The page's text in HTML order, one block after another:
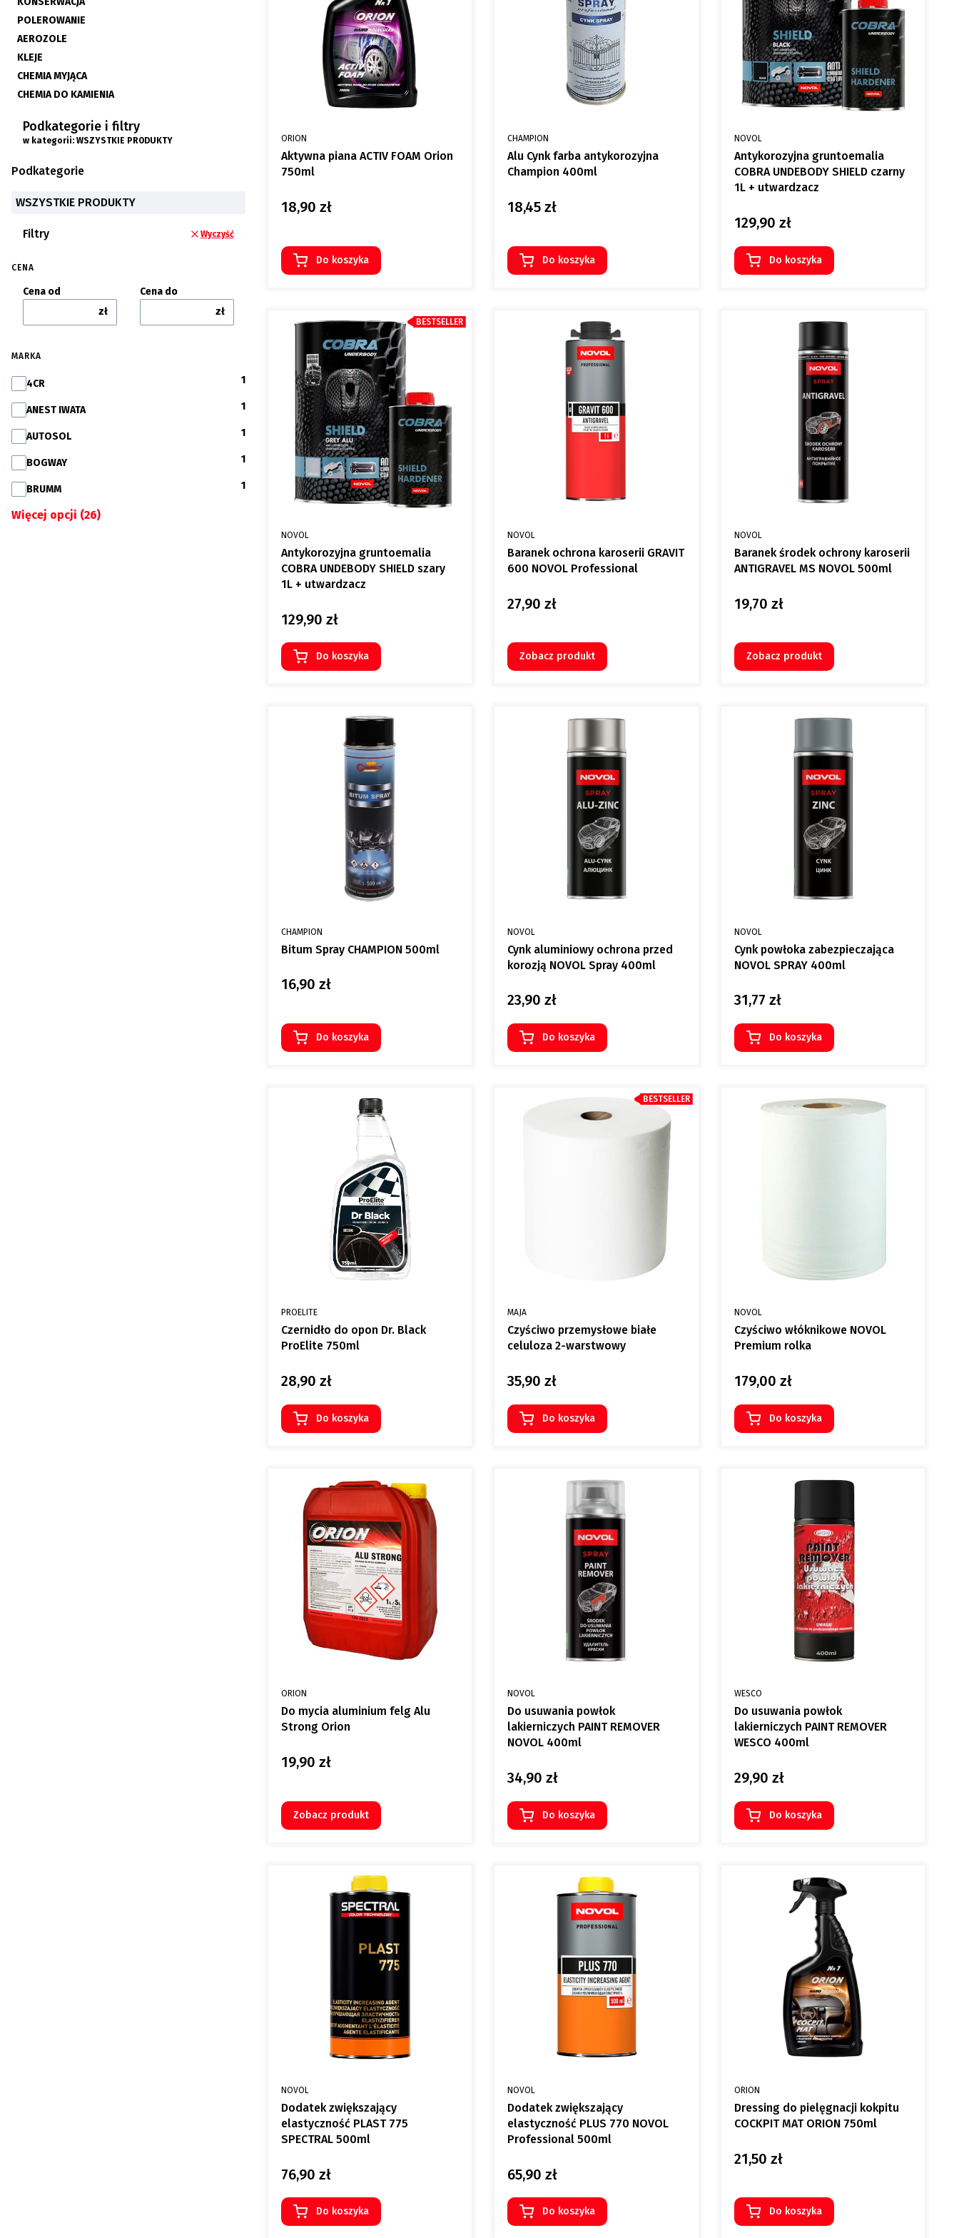
POLEROWANIE
AEROZOLE
KLEJE
CHEMIA MYJĄCA
CHEMIA DO KAMIENIA
Podkategorie i filtry
w kategorii: WSZYSTKIE PRODUKTY
Podkategorie
WSZYSTKIE PRODUKTY
Filtry Wyczyść
CENA
Cena od
zł
Cena do
zł
MARKA
Marka
4CR 1
ANEST IWATA 1
AUTOSOL 1
BOGWAY 1
BRUMM 1
Więcej opcji (26)
Aktywna piana ACTIV FOAM Orion
750ml
PRODUCENT
ORION
Cena
18,90 zł
Do koszyka
Alu Cynk farba antykorozyjna
Champion 400ml
PRODUCENT
CHAMPION
Cena
18,45 zł
Do koszyka
Antykorozyjna gruntoemalia
COBRA UNDEBODY SHIELD czarny
1L + utwardzacz
PRODUCENT
NOVOL
Cena
129,90 zł
Do koszyka
BESTSELLER
Antykorozyjna gruntoemalia
COBRA UNDEBODY SHIELD szary
1L + utwardzacz
PRODUCENT
NOVOL
Cena
129,90 zł
Do koszyka
Baranek ochrona karoserii GRAVIT
600 NOVOL Professional
PRODUCENT
NOVOL
Cena
27,90 zł
Zobacz produkt
Baranek środek ochrony karoserii
ANTIGRAVEL MS NOVOL 500ml
PRODUCENT
NOVOL
Cena
19,70 zł
Zobacz produkt
Bitum Spray CHAMPION 500ml
PRODUCENT
CHAMPION
Cena
16,90 zł
Do koszyka
Cynk aluminiowy ochrona przed
korozją NOVOL Spray 400ml
PRODUCENT
NOVOL
Cena
23,90 zł
Do koszyka
Cynk powłoka zabezpieczająca
NOVOL SPRAY 400ml
PRODUCENT
NOVOL
Cena
31,77 zł
Do koszyka
Czernidło do opon Dr. Black
ProElite 750ml
PRODUCENT
PROELITE
Cena
28,90 zł
Do koszyka
BESTSELLER
Czyściwo przemysłowe białe
celuloza 2-warstwowy
PRODUCENT
MAJA
Cena
35,90 zł
Do koszyka
Czyściwo włóknikowe NOVOL
Premium rolka
PRODUCENT
NOVOL
Cena
179,00 zł
Do koszyka
Do mycia aluminium felg Alu
Strong Orion
PRODUCENT
ORION
Cena
19,90 zł
Zobacz produkt
Do usuwania powłok
lakierniczych PAINT REMOVER
NOVOL 400ml
PRODUCENT
NOVOL
Cena
34,90 zł
Do koszyka
Do usuwania powłok
lakierniczych PAINT REMOVER
WESCO 400ml
PRODUCENT
WESCO
Cena
29,90 zł
Do koszyka
Dodatek zwiększający
elastyczność PLAST 775
SPECTRAL 500ml
PRODUCENT
NOVOL
Cena
76,90 zł
Do koszyka
Dodatek zwiększający
elastyczność PLUS 770 NOVOL
Professional 500ml
PRODUCENT
NOVOL
Cena
65,90 zł
Do koszyka
Dressing do pielęgnacji kokpitu
COCKPIT MAT ORION 750ml
PRODUCENT
ORION
Cena
21,50 zł
Do koszyka